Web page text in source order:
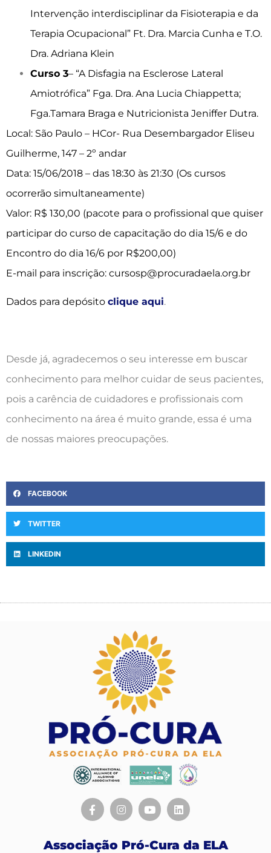
Intervenção interdisciplinar da Fisioterapia e da
Terapia Ocupacional” Ft. Dra. Marcia Cunha e T.O.
Dra. Adriana Klein
Curso 3– “A Disfagia na Esclerose Lateral
Amiotrófica” Fga. Dra. Ana Lucia Chiappetta;
Fga.Tamara Braga e Nutricionista Jeniffer Dutra.
Local: São Paulo – HCor- Rua Desembargador Eliseu
Guilherme, 147 – 2º andar
Data: 15/06/2018 – das 18:30 às 21:30 (Os cursos
ocorrerão simultaneamente)
Valor: R$ 130,00 (pacote para o profissional que quiser
participar do curso de capacitação do dia 15/6 e do
Encontro do dia 16/6 por R$200,00)
E-mail para inscrição: cursosp@procuradaela.org.br
Dados para depósito clique aqui.
Desde já, agradecemos o seu interesse em buscar
conhecimento para melhor cuidar de seus pacientes,
pois a carência de cuidadores e profissionais com
conhecimento na área é muito grande, essa é uma
de nossas maiores preocupações.
FACEBOOK
TWITTER
LINKEDIN
Associação Pró-Cura da ELA